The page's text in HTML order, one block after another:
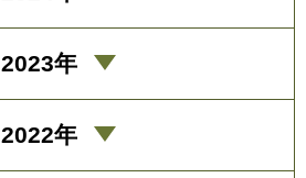
2023年
2022年